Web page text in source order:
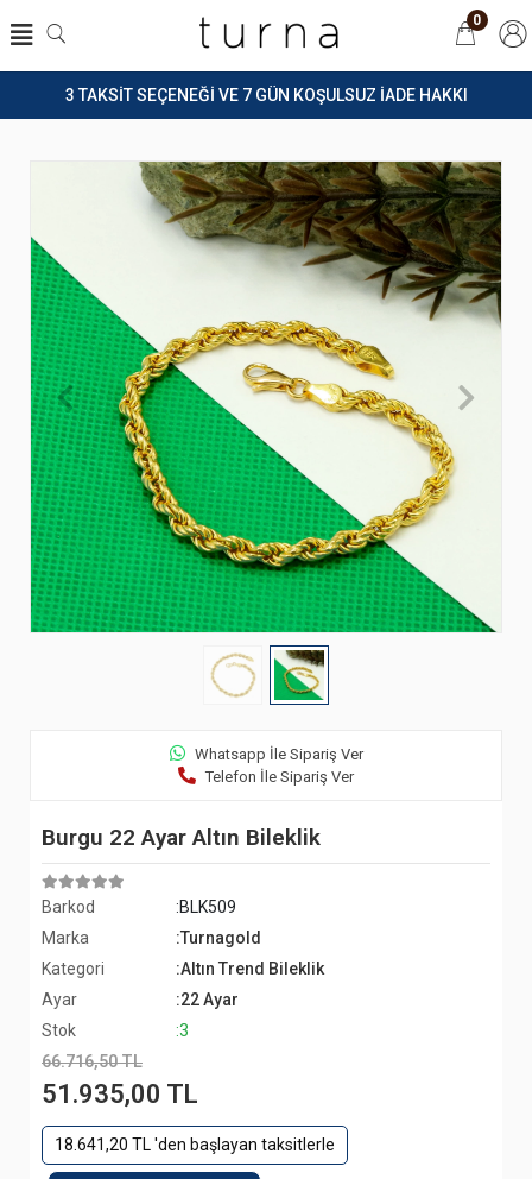
3 TAKSİT SEÇENEĞİ VE 7 GÜN KOŞULSUZ İADE HAKKI
0
Whatsapp İle Sipariş Ver
Telefon İle Sipariş Ver
Burgu 22 Ayar Altın Bileklik
Barkod
:BLK509
Marka
:Turnagold
Kategori
:Altın Trend Bileklik
Ayar
:22 Ayar
Stok
:3
66.716,50 TL
51.935,00 TL
18.641,20 TL 'den başlayan taksitlerle